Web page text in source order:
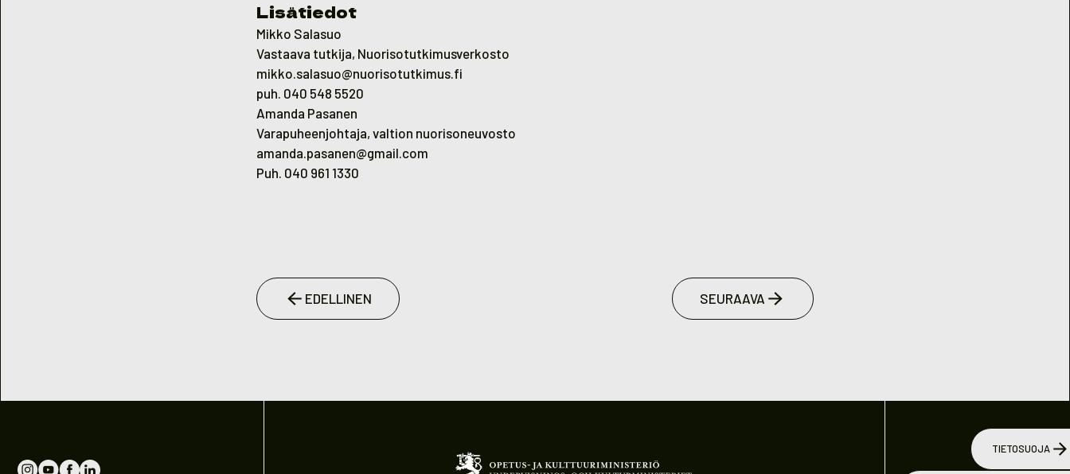
Lisätiedot
Mikko Salasuo
Vastaava tutkija, Nuorisotutkimusverkosto
mikko.salasuo@nuorisotutkimus.fi
puh. 040 548 5520
Amanda Pasanen
Varapuheenjohtaja, valtion nuorisoneuvosto
amanda.pasanen@gmail.com
Puh. 040 961 1330
EDELLINEN SEURAAVA
TIETOSUOJA